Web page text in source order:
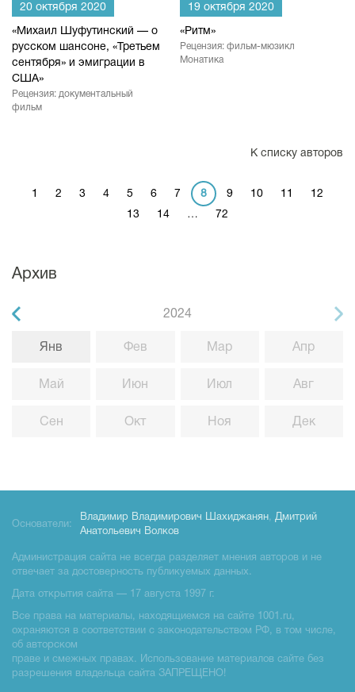
20 октября 2020
«Михаил Шуфутинский — о
русском шансоне, «Третьем
сентября» и эмиграции в
США»
Рецензия: документальный
фильм
19 октября 2020
«Ритм»
Рецензия: фильм-мюзикл
Монатика
К списку авторов
1 2 3 4 5 6 7 8 9 10 11
12
13
14 … 72
Архив
2024
Янв
Май
Сен
Фев
Июн
Окт
Мар
Июл
Ноя
Апр
Авг
Дек
Основатели:
Владимир Владимирович Шахиджанян, Дмитрий
Анатольевич Волков
Администрация сайта не всегда разделяет мнения авторов и не
отвечает за достоверность публикуемых данных.
Дата открытия сайта — 17 августа 1997 г.
Все права на материалы, находящиемся на сайте 1001.ru,
охраняются в соответствии с законодательством РФ, в том числе,
об авторском
праве и смежных правах. Использование материалов сайте без
разрешения владельца сайта ЗАПРЕЩЕНО!